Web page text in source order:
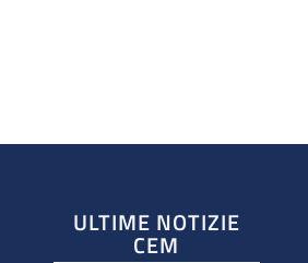
ULTIME NOTIZIE
CEM